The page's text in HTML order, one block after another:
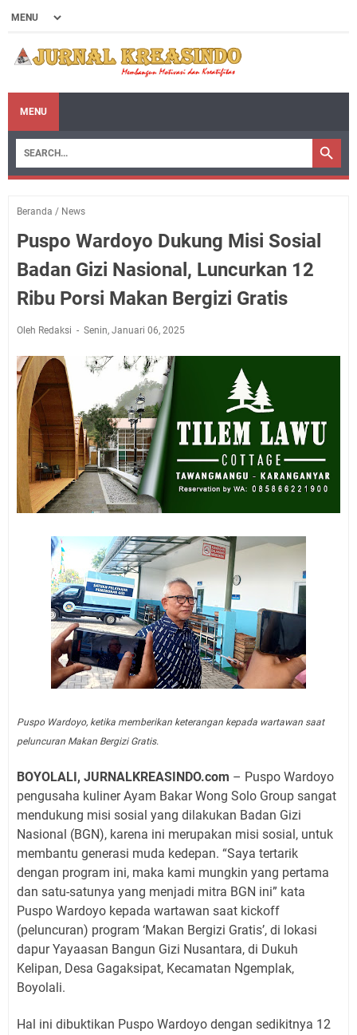
MENU
Beranda / News
Puspo Wardoyo Dukung Misi Sosial
Badan Gizi Nasional, Luncurkan 12
Ribu Porsi Makan Bergizi Gratis
Oleh Redaksi Senin, Januari 06, 2025
Puspo Wardoyo, ketika memberikan keterangan kepada wartawan saat
peluncuran Makan Bergizi Gratis.
BOYOLALI, JURNALKREASINDO.com – Puspo Wardoyo
pengusaha kuliner Ayam Bakar Wong Solo Group sangat
mendukung misi sosial yang dilakukan Badan Gizi
Nasional (BGN), karena ini merupakan misi sosial, untuk
membantu generasi muda kedepan. “Saya tertarik
dengan program ini, maka kami mungkin yang pertama
dan satu-satunya yang menjadi mitra BGN ini” kata
Puspo Wardoyo kepada wartawan saat kickoff
(peluncuran) program ‘Makan Bergizi Gratis’, di lokasi
dapur Yayaasan Bangun Gizi Nusantara, di Dukuh
Kelipan, Desa Gagaksipat, Kecamatan Ngemplak,
Boyolali.
Hal ini dibuktikan Puspo Wardoyo dengan sedikitnya 12